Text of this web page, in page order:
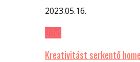
2023.05.16.
Kreativitást serkentő